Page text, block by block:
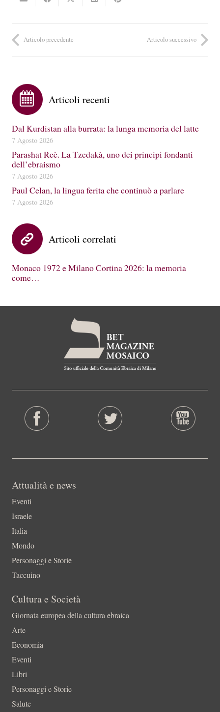
Articolo precedente Articolo successivo
Articoli recenti
Dal Kurdistan alla burrata: la lunga memoria del latte
7 Agosto 2026
Parashat Reè. La Tzedakà, uno dei principi fondanti
dell’ebraismo
7 Agosto 2026
Paul Celan, la lingua ferita che continuò a parlare
7 Agosto 2026
Articoli correlati
Monaco 1972 e Milano Cortina 2026: la memoria
come…
Attualità e news
Eventi
Israele
Italia
Mondo
Personaggi e Storie
Taccuino
Cultura e Società
Giornata europea della cultura ebraica
Arte
Economia
Eventi
Libri
Personaggi e Storie
Salute